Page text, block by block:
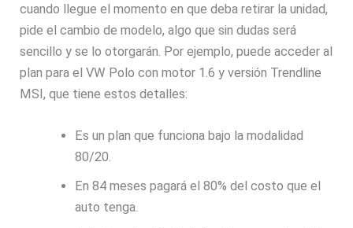
cuando llegue el momento en que deba retirar la unidad,
pide el cambio de modelo, algo que sin dudas será
sencillo y se lo otorgarán. Por ejemplo, puede acceder al
plan para el VW Polo con motor 1.6 y versión Trendline
MSI, que tiene estos detalles:
Es un plan que funciona bajo la modalidad
80/20.
En 84 meses pagará el 80% del costo que el
auto tenga.